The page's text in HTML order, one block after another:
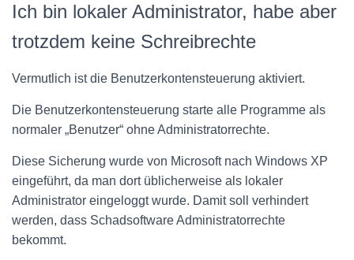
Ich bin lokaler Administrator, habe aber
trotzdem keine Schreibrechte
Vermutlich ist die Benutzerkontensteuerung aktiviert.
Die Benutzerkontensteuerung starte alle Programme als
normaler „Benutzer“ ohne Administratorrechte.
Diese Sicherung wurde von Microsoft nach Windows XP
eingeführt, da man dort üblicherweise als lokaler
Administrator eingeloggt wurde. Damit soll verhindert
werden, dass Schadsoftware Administratorrechte
bekommt.